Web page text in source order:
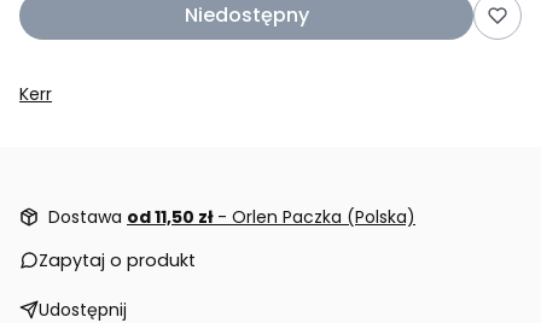
Niedostępny
Kerr
Dostawa od 11,50 zł - Orlen Paczka (Polska)
Zapytaj o produkt
Udostępnij